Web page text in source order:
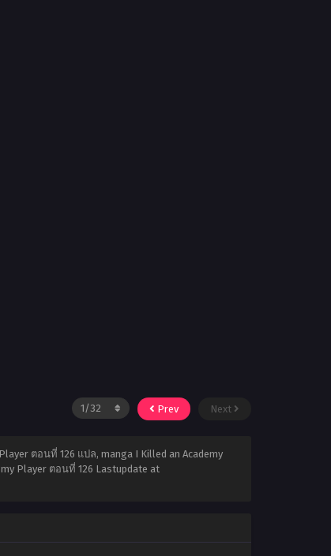
Prev Next
ตอนที่ 126 แปล, manga I Killed an Academy
Player ตอนที่ 126 Lastupdate at